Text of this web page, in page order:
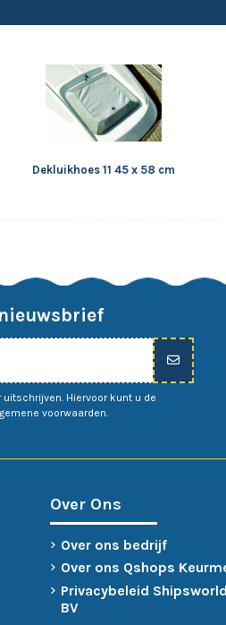
Dekluikhoes 11 45 x 58 cm
Hiervoor kunt u de
voorwaarden.
Over Ons
Over ons bedrijf
Over ons Qshops
Privacybeleid
BV